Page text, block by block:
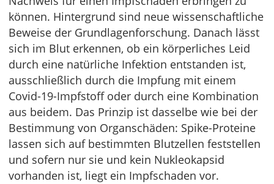
können. Hintergrund sind neue wissenschaftliche
Beweise der Grundlagenforschung. Danach lässt
sich im Blut erkennen, ob ein körperliches Leid
durch eine natürliche Infektion entstanden ist,
ausschließlich durch die Impfung mit einem
Covid-19-Impfstoff oder durch eine Kombination
aus beidem. Das Prinzip ist dasselbe wie bei der
Bestimmung von Organschäden: Spike-Proteine
lassen sich auf bestimmten Blutzellen feststellen
und sofern nur sie und kein Nukleokapsid
vorhanden ist, liegt ein Impfschaden vor.